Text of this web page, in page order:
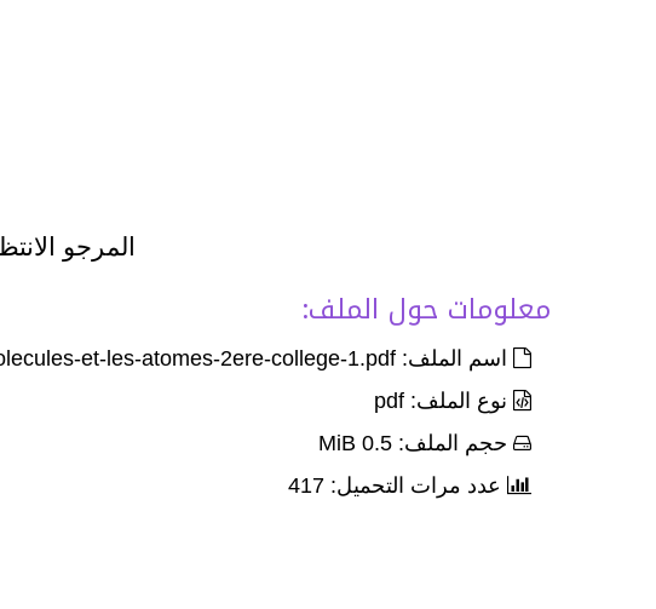
المرجو
معلومات حول الملف:
اسم الملف: Ex-Corr-les-molecules-et-les-atomes-2ere-college-1.pdf
نوع الملف: pdf
حجم الملف: 0.5 MiB
عدد مرات التحميل: 417